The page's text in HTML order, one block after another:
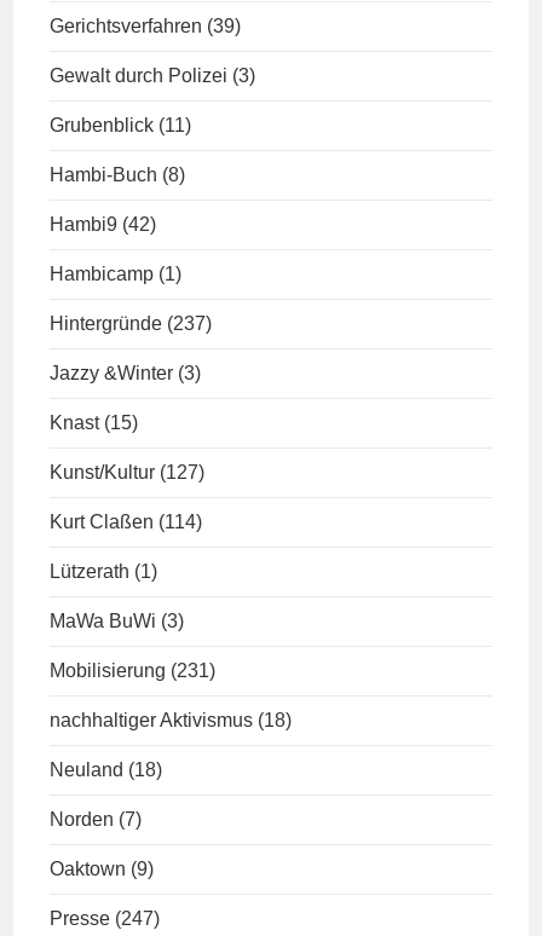
Gerichtsverfahren (39)
Gewalt durch Polizei (3)
Grubenblick (11)
Hambi-Buch (8)
Hambi9 (42)
Hambicamp (1)
Hintergründe (237)
Jazzy &Winter (3)
Knast (15)
Kunst/Kultur (127)
Kurt Claßen (114)
Lützerath (1)
MaWa BuWi (3)
Mobilisierung (231)
nachhaltiger Aktivismus (18)
Neuland (18)
Norden (7)
Oaktown (9)
Presse (247)